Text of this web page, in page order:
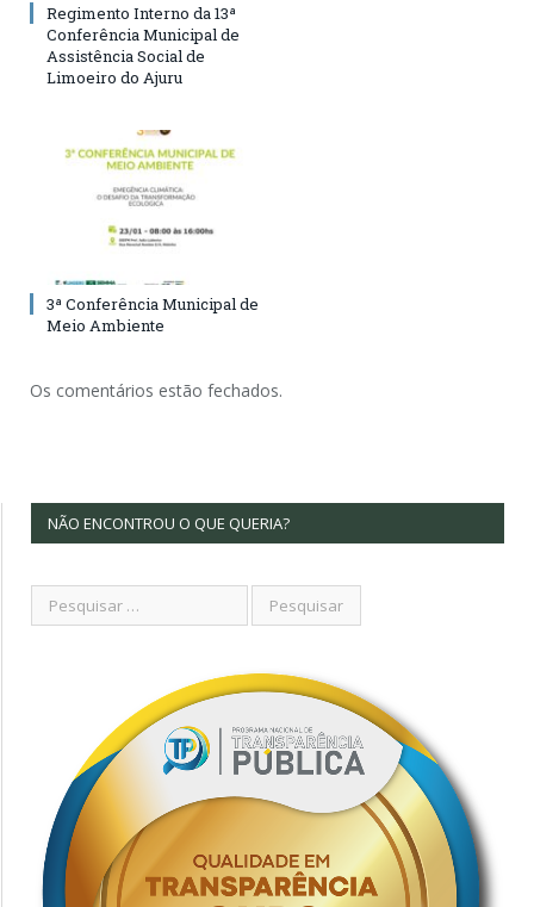
Regimento Interno da 13ª
Conferência Municipal de
Assistência Social de
Limoeiro do Ajuru
3ª Conferência Municipal de
Meio Ambiente
Os comentários estão fechados.
NÃO ENCONTROU O QUE QUERIA?